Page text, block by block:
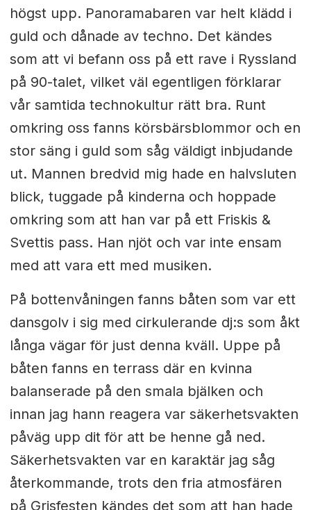
högst upp. Panoramabaren var helt klädd i
guld och dånade av techno. Det kändes
som att vi befann oss på ett rave i Ryssland
på 90-talet, vilket väl egentligen förklarar
vår samtida technokultur rätt bra. Runt
omkring oss fanns körsbärsblommor och en
stor säng i guld som såg väldigt inbjudande
ut. Mannen bredvid mig hade en halvsluten
blick, tuggade på kinderna och hoppade
omkring som att han var på ett Friskis &
Svettis pass. Han njöt och var inte ensam
med att vara ett med musiken.
På bottenvåningen fanns båten som var ett
dansgolv i sig med cirkulerande dj:s som åkt
långa vägar för just denna kväll. Uppe på
båten fanns en terrass där en kvinna
balanserade på den smala bjälken och
innan jag hann reagera var säkerhetsvakten
påväg upp dit för att be henne gå ned.
Säkerhetsvakten var en karaktär jag såg
återkommande, trots den fria atmosfären
på Grisfesten kändes det som att han hade